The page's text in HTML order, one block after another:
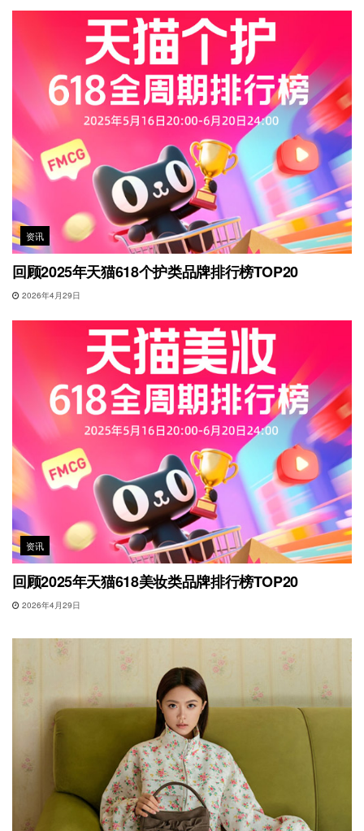
资讯
回顾2025年天猫618个护类品牌排行榜TOP20
2026年4月29日
资讯
回顾2025年天猫618美妆类品牌排行榜TOP20
2026年4月29日